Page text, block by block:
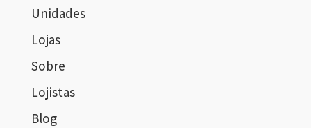
Unidades
Lojas
Sobre
Lojistas
Blog